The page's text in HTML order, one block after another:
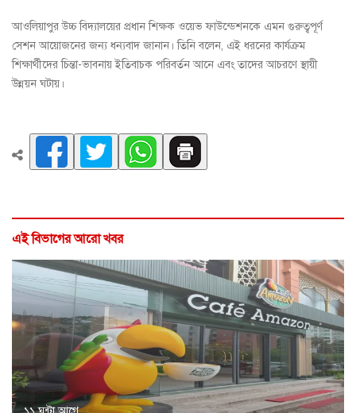
আওলিয়াপুর উচ্চ বিদ্যালয়ের প্রধান শিক্ষক ওয়েভ ফাউন্ডেশনকে এমন গুরুত্বপূর্ণ
সেশন আয়োজনের জন্য ধন্যবাদ জানান। তিনি বলেন, এই ধরনের কার্যক্রম
শিক্ষার্থীদের চিন্তা-ভাবনায় ইতিবাচক পরিবর্তন আনে এবং তাদের আচরণে স্থায়ী
উন্নয়ন ঘটায়।
এই বিভাগের আরো খবর